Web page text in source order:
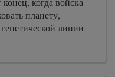
планету,
линии